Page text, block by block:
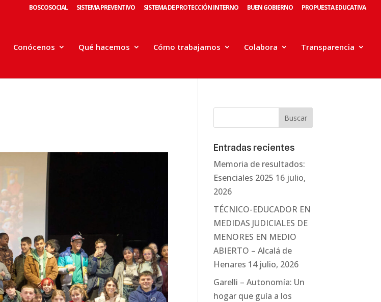
BOSCOSOCIAL SISTEMA PREVENTIVO SISTEMA DE PROTECCIÓN INTERNO BUEN GOBIERNO PROPUESTA EDUCATIVA
Conócenos Qué hacemos Cómo trabajamos Colabora Transparencia
Entradas recientes
Memoria de resultados:
Esenciales 2025 16 julio,
2026
TÉCNICO-EDUCADOR EN
MEDIDAS JUDICIALES DE
MENORES EN MEDIO
ABIERTO – Alcalá de
Henares 14 julio, 2026
Garelli – Autonomía: Un
hogar que guía a los